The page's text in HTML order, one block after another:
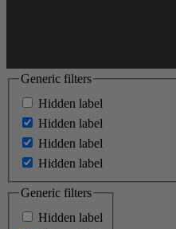
Generic filters
Hidden label
Hidden label
Hidden label
Hidden label
Generic filters
Hidden label